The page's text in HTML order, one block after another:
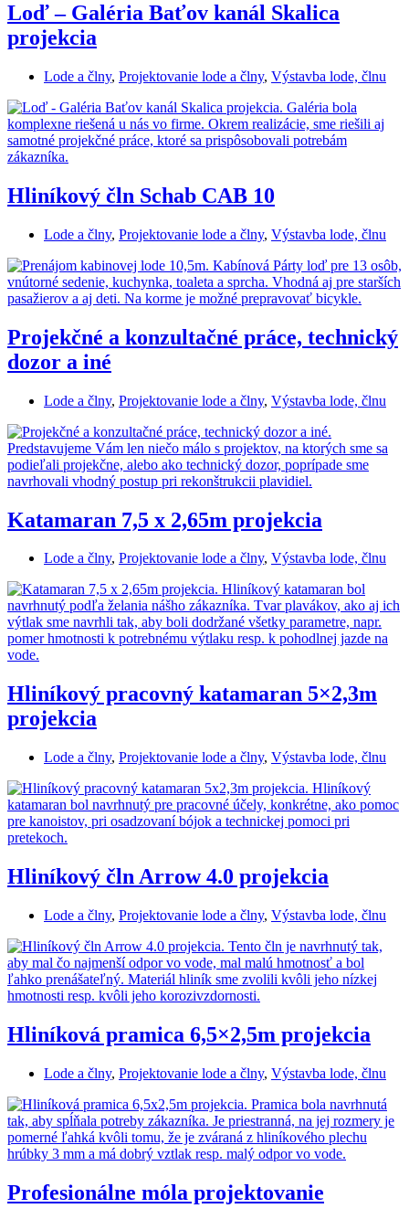
Loď – Galéria Baťov kanál Skalica
projekcia
Lode a člny, Projektovanie lode a člny, Výstavba lode, člnu
Hliníkový čln Schab CAB 10
Lode a člny, Projektovanie lode a člny, Výstavba lode, člnu
Projekčné a konzultačné práce, technický
dozor a iné
Lode a člny, Projektovanie lode a člny, Výstavba lode, člnu
Katamaran 7,5 x 2,65m projekcia
Lode a člny, Projektovanie lode a člny, Výstavba lode, člnu
Hliníkový pracovný katamaran 5×2,3m
projekcia
Lode a člny, Projektovanie lode a člny, Výstavba lode, člnu
Hliníkový čln Arrow 4.0 projekcia
Lode a člny, Projektovanie lode a člny, Výstavba lode, člnu
Hliníková pramica 6,5×2,5m projekcia
Lode a člny, Projektovanie lode a člny, Výstavba lode, člnu
Profesionálne móla projektovanie